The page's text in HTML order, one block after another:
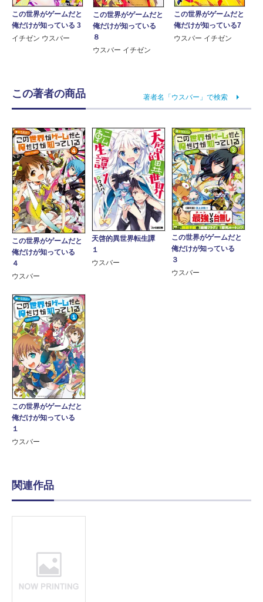
この世界がゲームだと
俺だけが知っている 3
イチゼン ウスバー
この世界がゲームだと
俺だけが知っている
８
ウスバー イチゼン
この世界がゲームだと
俺だけが知っている7
ウスバー イチゼン
この著者の商品 著者名「ウスバー」で検索
この世界がゲームだと
俺だけが知っている
４
ウスバー
天啓的異世界転生譚
１
ウスバー
この世界がゲームだと
俺だけが知っている
３
ウスバー
この世界がゲームだと
俺だけが知っている
１
ウスバー
関連作品